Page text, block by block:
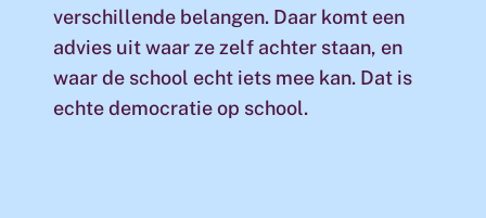
verschillende belangen. Daar komt een
advies uit waar ze zelf achter staan, en
waar de school echt iets mee kan. Dat is
echte democratie op school.